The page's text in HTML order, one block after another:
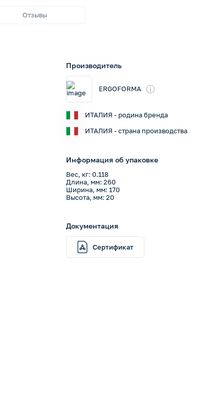
Отзывы
Производитель
ERGOFORMA i
ИТАЛИЯ - родина бренда
ИТАЛИЯ - страна производства
Информация об упаковке
Вес, кг: 0.118
Длина, мм: 260
Ширина, мм: 170
Высота, мм: 20
Документация
Сертификат